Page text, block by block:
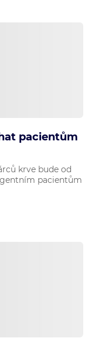
pacientům
krve bude od
pacientům